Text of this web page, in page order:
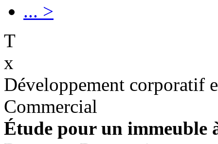
... >
T
x
Développement corporatif
Commercial
Étude pour un immeuble